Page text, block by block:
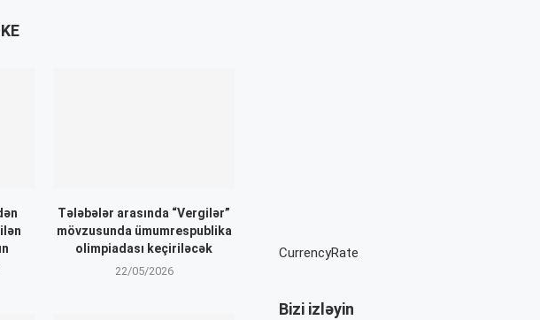
Tələbələr arasında “Vergilər”
mövzusunda ümumrespublika
olimpiadası keçiriləcək
22/05/2026
CurrencyRate
Bizi izləyin